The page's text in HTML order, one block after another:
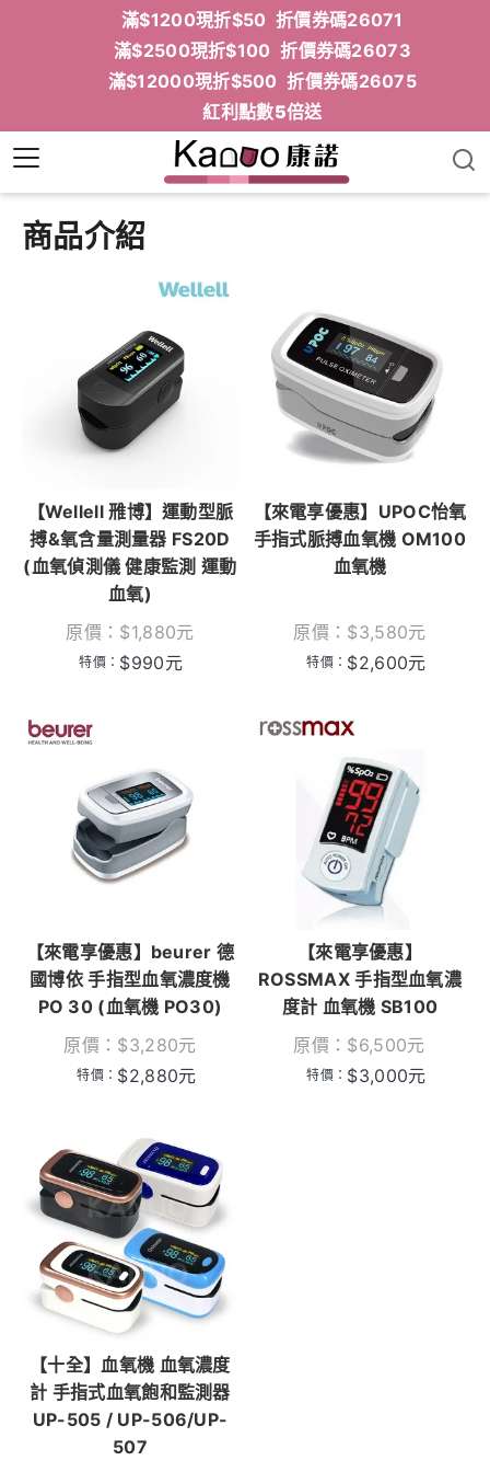
滿$1200現折$50 折價券碼26071
滿$2500現折$100 折價券碼26073
滿$12000現折$500 折價券碼26075
紅利點數5倍送
商品介紹
【Wellell 雃博】運動型脈
搏&氧含量測量器 FS20D
(血氧偵測儀 健康監測 運動
血氧)
原價： $1,880元
特價： $990元
【來電享優惠】UPOC怡氧
手指式脈搏血氧機 OM100
血氧機
原價： $3,580元
特價： $2,600元
【來電享優惠】beurer 德
國博依 手指型血氧濃度機
PO 30 (血氧機 PO30)
原價： $3,280元
特價： $2,880元
【來電享優惠】
ROSSMAX 手指型血氧濃
度計 血氧機 SB100
原價： $6,500元
特價： $3,000元
【十全】血氧機 血氧濃度
計 手指式血氧飽和監測器
UP-505 / UP-506/UP-
507